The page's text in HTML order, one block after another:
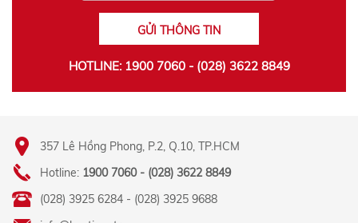
GỬI THÔNG TIN
HOTLINE: 1900 7060 - (028) 3622 8849
357 Lê Hồng Phong, P.2, Q.10, TP.HCM
Hotline: 1900 7060 - (028) 3622 8849
(028) 3925 6284 - (028) 3925 9688